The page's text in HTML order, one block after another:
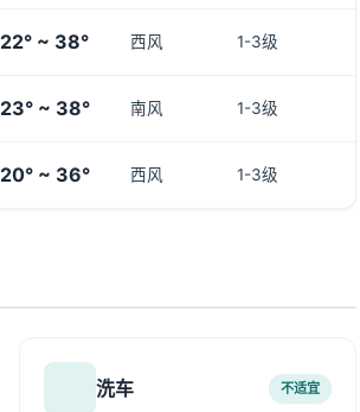
22° ~ 38° 西风 1-3级
23° ~ 38° 南风 1-3级
20° ~ 36° 西风 1-3级
洗车 不适宜